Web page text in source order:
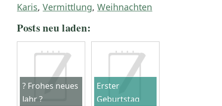
Karis,Vermittlung,Weihnachten
Posts neu laden:
? Frohes neues
Jahr ?
Erster
Geburtstag